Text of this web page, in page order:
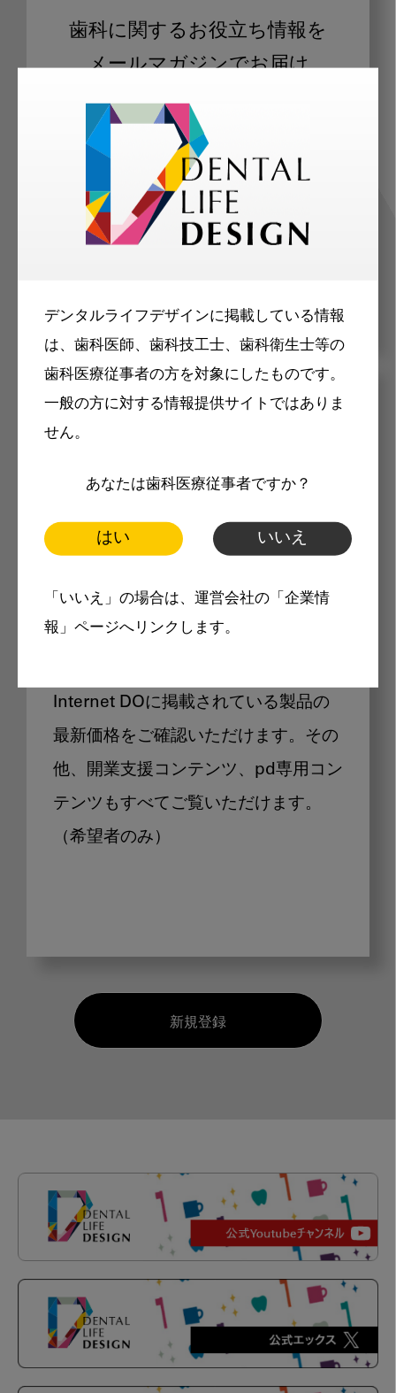
デンタルライフデザインに掲載している情報
は、歯科医師、歯科技工士、歯科衛生士等の
歯科医療従事者の方を対象にしたものです。
一般の方に対する情報提供サイトではありま
せん。
あなたは歯科医療従事者ですか？
はい いいえ
「いいえ」の場合は、運営会社の「企業情
報」ページへリンクします。
歯科に関するお役立ち情報を
メールマガジンでお届け
ご登録いただいた職種（歯科医師、歯
科衛生士、歯科技工士）に合わせた内
容のメールマガジンをお届けします。
メリット
製品価格も閲覧可能
Internet DOに掲載されている製品の
最新価格をご確認いただけます。その
他、開業支援コンテンツ、pd専用コン
テンツもすべてご覧いただけます。
（希望者のみ）
新規登録